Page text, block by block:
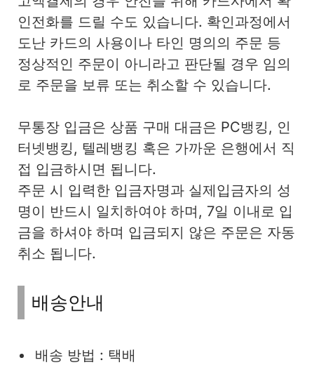
인전화를 드릴 수도 있습니다. 확인과정에서
도난 카드의 사용이나 타인 명의의 주문 등
정상적인 주문이 아니라고 판단될 경우 임의
로 주문을 보류 또는 취소할 수 있습니다.
무통장 입금은 상품 구매 대금은 PC뱅킹, 인
터넷뱅킹, 텔레뱅킹 혹은 가까운 은행에서 직
접 입금하시면 됩니다.
주문 시 입력한 입금자명과 실제입금자의 성
명이 반드시 일치하여야 하며, 7일 이내로 입
금을 하셔야 하며 입금되지 않은 주문은 자동
취소 됩니다.
배송안내
배송 방법 : 택배